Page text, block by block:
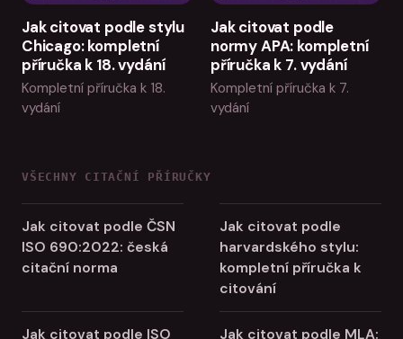
Jak citovat podle stylu
Chicago: kompletní
příručka k 18. vydání
Kompletní příručka k 18.
vydání
Jak citovat podle
normy APA: kompletní
příručka k 7. vydání
Kompletní příručka k 7.
vydání
VŠECHNY CITAČNÍ PŘÍRUČKY
Jak citovat podle ČSN
ISO 690:2022: česká
citační norma
Jak citovat podle
harvardského stylu:
kompletní příručka k
citování
Jak citovat podle ISO
Jak citovat podle MLA: